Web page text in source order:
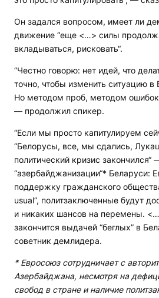
Он задался вопросом, имеет ли
движение “еще <…> силы
вкладываться, рисковать“.
“Честно говорю: нет идей, что
точно, чтобы изменить ситуацию в
Но методом проб, методом ошибок
— продолжил спикер.
“Если мы просто капитулируем
“Белорусы, все, мы сдались,
политический кризис закончился“
“азербайджанизации“* Беларуси:
поддержку гражданского
usual”, политзаключенные будут
и никаких шансов на перемены.
закончится выдачей “беглых” в
советник демлидера.
* Евросоюз сотрудничает с
Азербайджана, несмотря на
свобод в стране и наличие